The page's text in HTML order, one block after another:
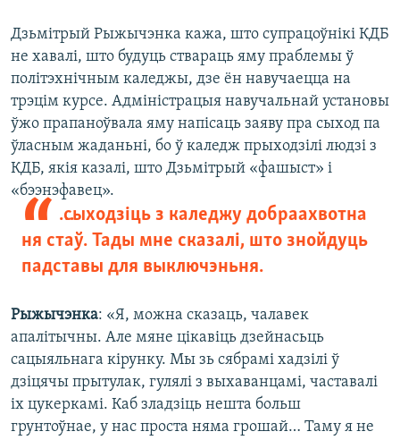
Дзьмітрый Рыжычэнка кажа, што супрацоўнікі КДБ
не хавалі, што будуць ствараць яму праблемы ў
політэхнічным каледжы, дзе ён навучаецца на
трэцім курсе. Адміністрацыя навучальнай установы
ўжо прапаноўвала яму напісаць заяву пра сыход па
ўласным жаданьні, бо ў каледж прыходзілі людзі з
КДБ, якія казалі, што Дзьмітрый «фашыст» і
«бээнэфавец».
…сыходзіць з каледжу добраахвотна
ня стаў. Тады мне сказалі, што знойдуць
падставы для выключэньня.
Рыжычэнка: «Я, можна сказаць, чалавек
апалітычны. Але мяне цікавіць дзейнасьць
сацыяльнага кірунку. Мы зь сябрамі хадзілі ў
дзіцячы прытулак, гулялі з выхаванцамі, частавалі
іх цукеркамі. Каб зладзіць нешта больш
грунтоўнае, у нас проста няма грошай… Таму я не